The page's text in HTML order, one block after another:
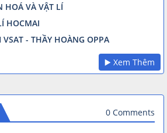
HOÁ VÀ VẬT LÍ
HOCMAI
- THẦY HOÀNG OPPA
▶️ Xem Thêm
0 Comments